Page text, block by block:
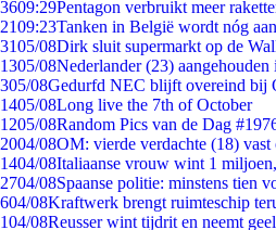
3609:29Pentagon verbruikt meer
2109:23Tanken in België wordt nóg
3105/08Dirk sluit supermarkt op de
1305/08Nederlander (23)
305/08Gedurfd NEC blijft overeind bij
1405/08Long live the 7th of October
1205/08Random Pics van de Dag
2004/08OM: vierde verdachte (18) vast
1404/08Italiaanse vrouw wint 1
2704/08Spaanse politie: minstens tien
604/08Kraftwerk brengt ruimteschip
104/08Reusser wint tijdrit en neemt